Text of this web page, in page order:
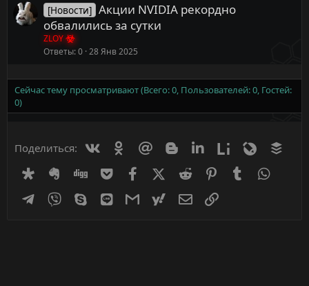
[Новости] Акции NVIDIA рекордно
обвалились за сутки
ZLOY
Ответы 0 28 Янв 2025
Сейчас тему просматривают (Всего: 0, Пользователей: 0, Гостей:
0)
Поделиться: ВконтактеОдноклассники
Mail.ru BloggerLinkedinLiveinternet
Livejournal
DiasporaEvernoteDigg GetpocketFacebookX (Twitter)
Reddit PinterestTumblr
Telegram
Viber Skype Line GmailyahoomailЭлектронная почта